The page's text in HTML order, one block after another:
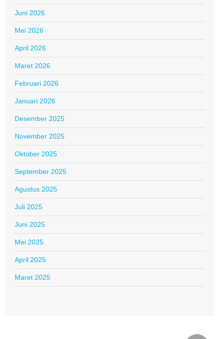
Juni 2026
Mei 2026
April 2026
Maret 2026
Februari 2026
Januari 2026
Desember 2025
November 2025
Oktober 2025
September 2025
Agustus 2025
Juli 2025
Juni 2025
Mei 2025
April 2025
Maret 2025